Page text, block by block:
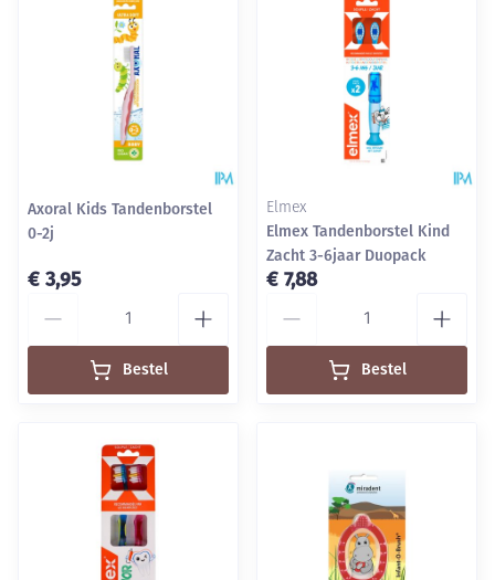
Axoral Kids Tandenborstel
0-2j
€ 3,95
Bestel
Elmex
Elmex Tandenborstel Kind
Zacht 3-6jaar Duopack
€ 7,88
Bestel